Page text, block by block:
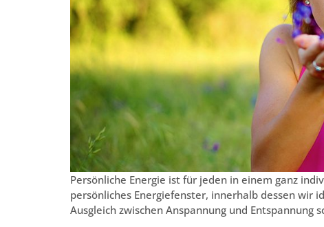
Persönliche Energie ist für jeden in einem ganz
persönliches Energiefenster, innerhalb dessen wir
Ausgleich zwischen Anspannung und Entspannung